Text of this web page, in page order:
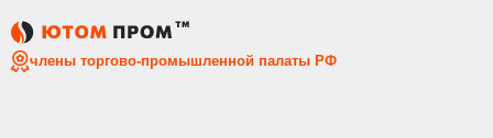
члены торгово-промышленной палаты РФ